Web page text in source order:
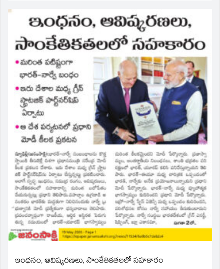
ఇంధనం, ఆవిష్కరణలు, సాంకేతికతలలో సహకారం